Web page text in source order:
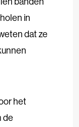
in
dat ze
het
de